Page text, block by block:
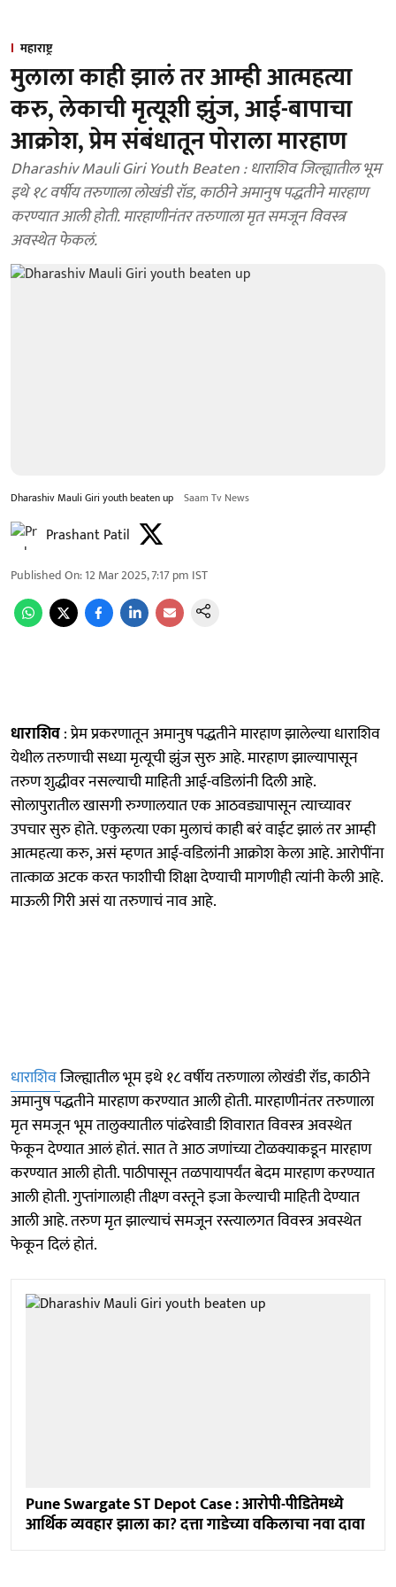
महाराष्ट्र
मुलाला काही झालं तर आम्ही आत्महत्या
करु, लेकाची मृत्यूशी झुंज, आई-बापाचा
आक्रोश, प्रेम संबंधातून पोराला मारहाण
Dharashiv Mauli Giri Youth Beaten : धाराशिव जिल्ह्यातील भूम
इथे १८ वर्षीय तरुणाला लोखंडी रॉड, काठीने अमानुष पद्धतीने मारहाण
करण्यात आली होती. मारहाणीनंतर तरुणाला मृत समजून विवस्त्र
अवस्थेत फेकलं.
Dharashiv Mauli Giri youth beaten up Saam Tv News
Prashant Patil
Published On:12 Mar 2025, 7:17 pm IST
धाराशिव: प्रेम प्रकरणातून अमानुष पद्धतीने मारहाण झालेल्या धाराशिव
येथील तरुणाची सध्या मृत्यूची झुंज सुरु आहे. मारहाण झाल्यापासून
तरुण शुद्धीवर नसल्याची माहिती आई-वडिलांनी दिली आहे.
सोलापुरातील खासगी रुग्णालयात एक आठवड्यापासून त्याच्यावर
उपचार सुरु होते. एकुलत्या एका मुलाचं काही बरं वाईट झालं तर आम्ही
आत्महत्या करु, असं म्हणत आई-वडिलांनी आक्रोश केला आहे. आरोपींना
तात्काळ अटक करत फाशीची शिक्षा देण्याची मागणीही त्यांनी केली आहे.
माऊली गिरी असं या तरुणाचं नाव आहे.
धाराशिवजिल्ह्यातील भूम इथे १८ वर्षीय तरुणाला लोखंडी रॉड, काठीने
अमानुष पद्धतीने मारहाण करण्यात आली होती. मारहाणीनंतर तरुणाला
मृत समजून भूम तालुक्यातील पांढरेवाडी शिवारात विवस्त्र अवस्थेत
फेकून देण्यात आलं होतं. सात ते आठ जणांच्या टोळक्याकडून मारहाण
करण्यात आली होती. पाठीपासून तळपायापर्यंत बेदम मारहाण करण्यात
आली होती. गुप्तांगालाही तीक्ष्ण वस्तूने इजा केल्याची माहिती देण्यात
आली आहे. तरुण मृत झाल्याचं समजून रस्त्यालगत विवस्त्र अवस्थेत
फेकून दिलं होतं.
Pune Swargate ST Depot Case : आरोपी-पीडितेमध्ये
आर्थिक व्यवहार झाला का? दत्ता गाडेच्या वकिलाचा नवा दावा